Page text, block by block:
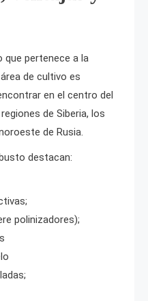
que pertenece a la
de cultivo es
en el centro del
de Siberia, los
de Rusia.
destacan:
polinizadores);